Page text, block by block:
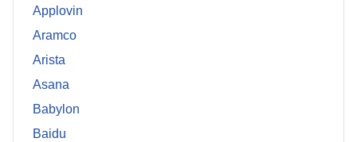
Applovin
Aramco
Arista
Asana
Babylon
Baidu